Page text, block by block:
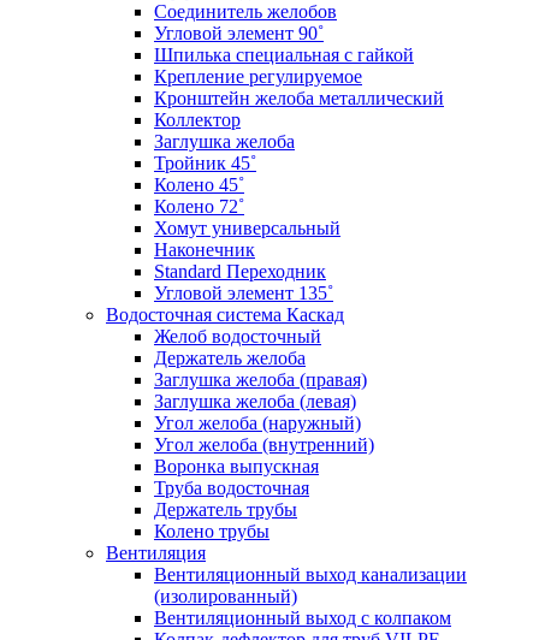
Соединитель желобов
Угловой элемент 90˚
Шпилька специальная с гайкой
Крепление регулируемое
Кронштейн желоба металлический
Коллектор
Заглушка желоба
Тройник 45˚
Колено 45˚
Колено 72˚
Хомут универсальный
Наконечник
Standard Переходник
Угловой элемент 135˚
Водосточная система Каскад
Желоб водосточный
Держатель желоба
Заглушка желоба (правая)
Заглушка желоба (левая)
Угол желоба (наружный)
Угол желоба (внутренний)
Воронка выпускная
Труба водосточная
Держатель трубы
Колено трубы
Вентиляция
Вентиляционный выход канализации
(изолированный)
Вентиляционный выход с колпаком